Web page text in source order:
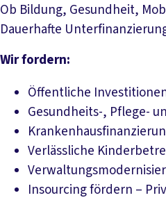
Ob Bildung, Gesundheit,
Dauerhafte
Wir fordern:
Öffentliche
Gesundheits-, Pflege-
Verlässliche
Insourcing fördern –